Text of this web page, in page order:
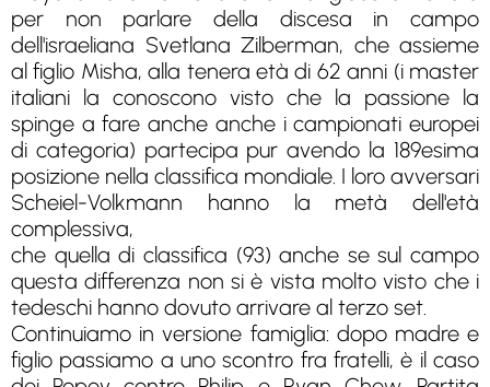
per non parlare della discesa in campo
dell'israeliana Svetlana Zilberman, che assieme
al figlio Misha, alla tenera età di 62 anni (i master
italiani la conoscono visto che la passione la
spinge a fare anche anche i campionati europei
di categoria) partecipa pur avendo la 189esima
posizione nella classifica mondiale. I loro avversari
Scheiel-Volkmann hanno la metà dell'età
complessiva,
che quella di classifica (93) anche se sul campo
questa differenza non si è vista molto visto che i
tedeschi hanno dovuto arrivare al terzo set.
Continuiamo in versione famiglia: dopo madre e
figlio passiamo a uno scontro fra fratelli, è il caso